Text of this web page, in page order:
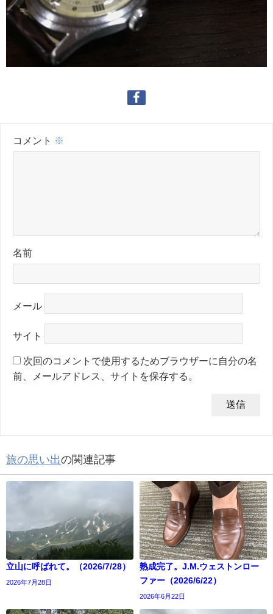
コメント ※
名前
メール
サイト
次回のコメントで使用するためブラウザーに自分の名
前、メールアドレス、サイトを保存する。
旅の思い出の関連記事
立山に呼ばれて。（2026/7/28）
2026年7月28日
熟成完了。J.M.ウェストンロー
ファー（2026/6/22）
2026年6月22日